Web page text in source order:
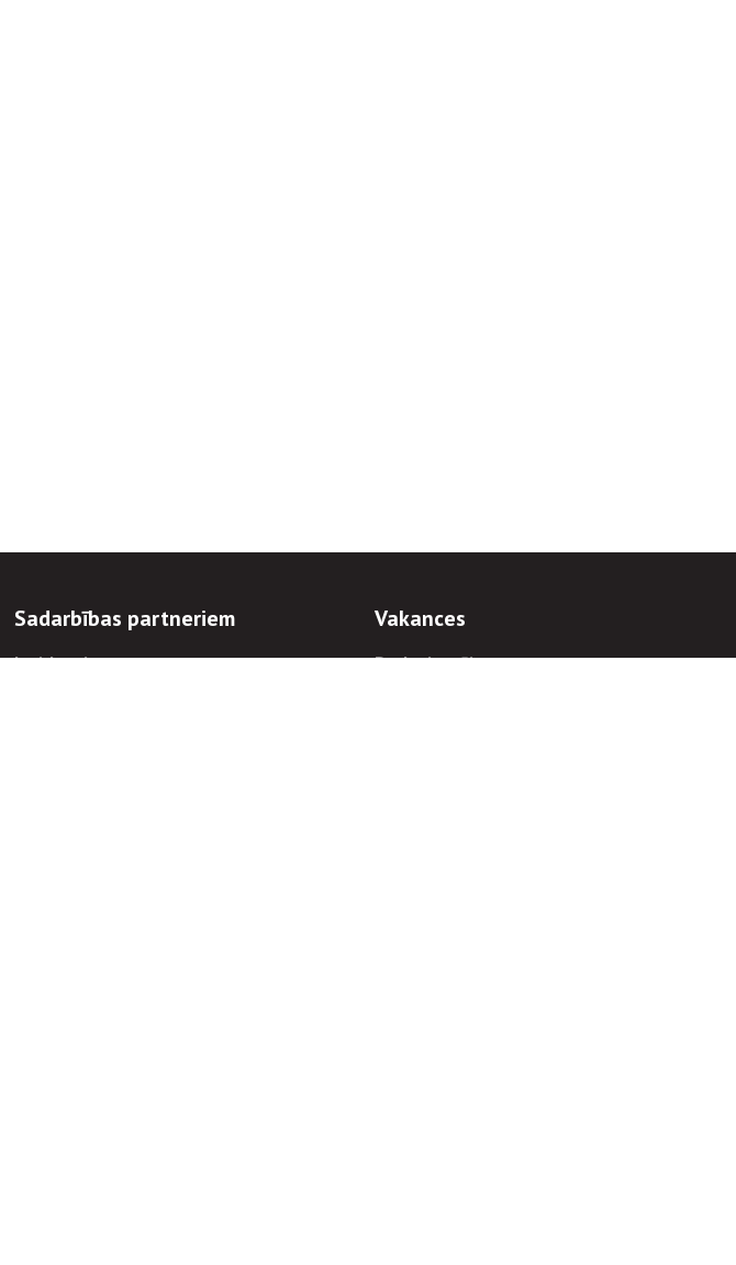
Sadarbības partneriem
Iepirkumi
Vakances
Darba iespējas